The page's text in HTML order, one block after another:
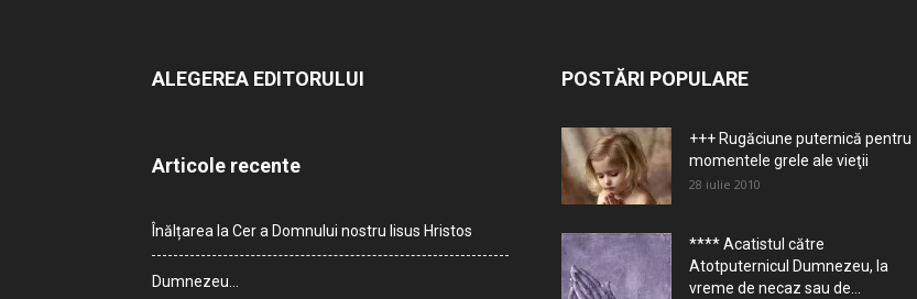
ALEGEREA EDITORULUI
Articole recente
Înălțarea la Cer a Domnului nostru Iisus Hristos
Dumnezeu…
POSTĂRI POPULARE
+++ Rugăciune puternică pentru
momentele grele ale vieţii
28 iulie 2010
**** Acatistul către
Atotputernicul Dumnezeu, la
vreme de necaz sau de...